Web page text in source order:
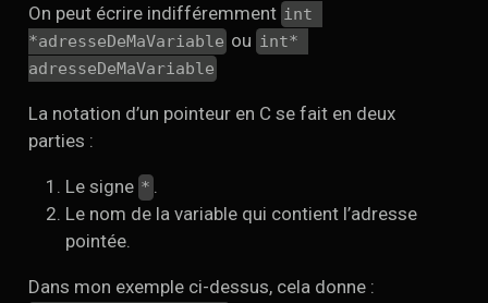
On peut écrire indifféremment int
*adresseDeMaVariable ou int*
adresseDeMaVariable
La notation d’un pointeur en C se fait en deux
parties :
Le signe *
Le nom de la variable qui contient l’adresse
pointée.
Dans mon exemple ci-dessus, cela donne :